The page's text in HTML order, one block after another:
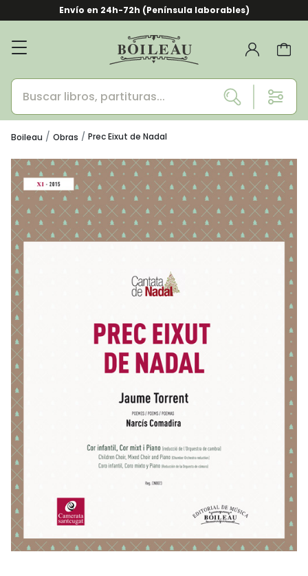
Envío en 24h-72h (Península laborables)
Boileau Obras Prec Eixut de Nadal